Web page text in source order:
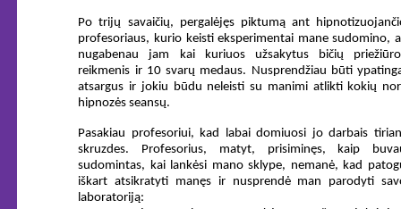
Po trijų savaičių, pergalėjęs piktumą ant
profesoriaus, kurio keisti eksperimentai mane sudomino,
nugabenau jam kai kuriuos užsakytus bičių
reikmenis ir 10 svarų medaus. Nusprendžiau būti
atsargus ir jokiu būdu neleisti su manimi atlikti kokių
hipnozės seansų.
Pasakiau profesoriui, kad labai domiuosi jo darbais
skruzdes. Profesorius, matyt, prisiminęs, kaip
sudomintas, kai lankėsi mano sklype, nemanė, kad
iškart atsikratyti manęs ir nusprendė man parodyti
laboratoriją: